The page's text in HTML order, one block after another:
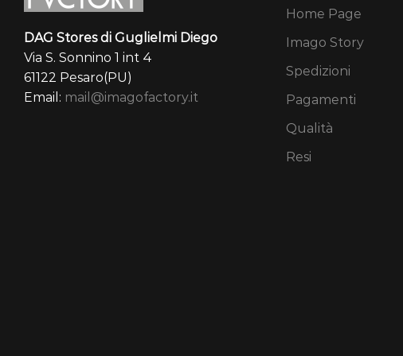
DAG Stores di Guglielmi Diego
Via S. Sonnino 1 int 4
61122 Pesaro(PU)
Email: mail@imagofactory.it
Home Page
Imago Story
Spedizioni
Pagamenti
Qualità
Resi